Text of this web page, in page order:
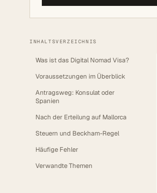
INHALTSVERZEICHNIS
Was ist das Digital Nomad Visa?
Voraussetzungen im Überblick
Antragsweg: Konsulat oder
Spanien
Nach der Erteilung auf Mallorca
Steuern und Beckham-Regel
Häufige Fehler
Verwandte Themen